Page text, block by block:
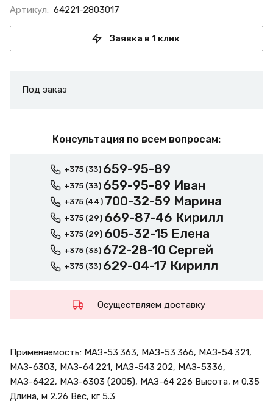
Артикул: 64221-2803017
Заявка в 1 клик
Под заказ
Консультация по всем вопросам:
+375 (33) 659-95-89
+375 (33) 659-95-89 Иван
+375 (44) 700-32-59 Марина
+375 (29) 669-87-46 Кирилл
+375 (29) 605-32-15 Елена
+375 (33) 672-28-10 Сергей
+375 (33) 629-04-17 Кирилл
Осуществляем доставку
Применяемость: МАЗ-53 363, МАЗ-53 366, МАЗ-54 321,
МАЗ-6303, МАЗ-64 221, МАЗ-543 202, МАЗ-5336,
МАЗ-6422, МАЗ-6303 (2005), МАЗ-64 226 Высота, м 0.35
Длина, м 2.26 Вес, кг 5.3